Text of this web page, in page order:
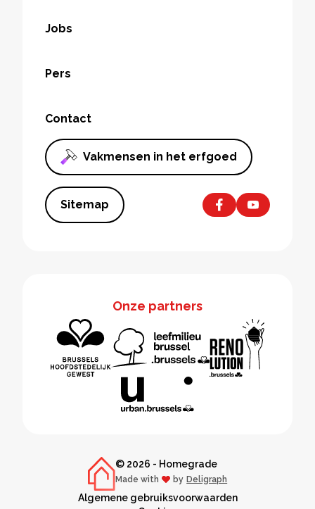
Jobs
Pers
Contact
Vakmensen in het erfgoed
Sitemap
Onze partners
© 2026 - Homegrade
Made with love
by Deligraph
Algemene gebruiksvoorwaarden